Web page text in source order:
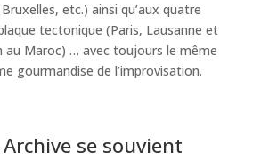
etc.) ainsi qu’aux quatre
tectonique (Paris, Lausanne et
au Maroc) … avec toujours le même
gourmandise de l’improvisation.
se souvient